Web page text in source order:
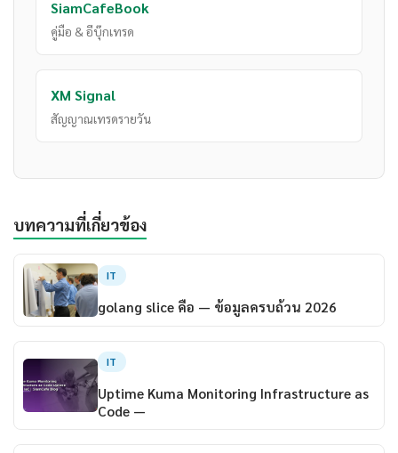
SiamCafeBook
คู่มือ & อีบุ๊กเทรด
XM Signal
สัญญาณเทรดรายวัน
บทความที่เกี่ยวข้อง
IT
golang slice คือ — ข้อมูลครบถ้วน 2026
IT
Uptime Kuma Monitoring Infrastructure as
Code —